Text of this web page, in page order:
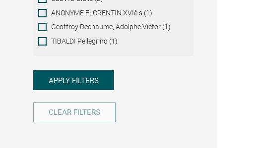
ANONYME FLORENTIN XVIè s (1)
Geoffroy Dechaume, Adolphe Victor (1)
TIBALDI Pellegrino (1)
APPLY FILTERS
CLEAR FILTERS